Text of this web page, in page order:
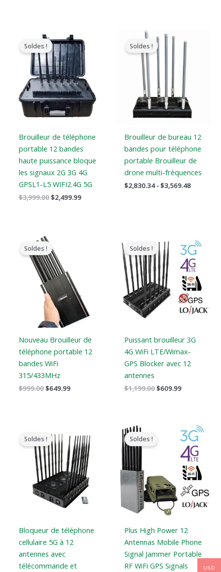
Soldes !
Brouilleur de téléphone
portable 12 bandes
haute puissance bloque
les signaux 2G 3G 4G
GPSL1-L5 WIFI2.4G 5G
$3,999.00
prix
original
était
:
$3,999.00.
$2,499.99
prix
actuel
est
:
$2,499.99.
Soldes !
Brouilleur de bureau 12
bandes pour téléphone
portable Brouilleur de
drone multi-fréquences
$2,830.34 -$3,569.48
Soldes !
Nouveau Brouilleur de
téléphone portable 12
bandes WiFi
315/433MHz
$999.00
Le
prix
original
était
:
$999.00.
$649.99
$649.99.
Soldes !
Puissant brouilleur 3G
4G WiFi LTE/Wimax-
GPS Blocker avec 12
antennes
$1,199.00
prix
original
était
:
$1,199.00.
$609.99
prix
actuel
est
:
$609.99.
Soldes !
Bloqueur de téléphone
cellulaire 5G à 12
antennes avec
télécommande et
prix
original
était
$1,799.00.
prix
actuel
est
:
$1,219.99.
Soldes !
Plus High Power 12
Antennas Mobile Phone
Signal Jammer Portable
RF WiFi GPS Signals
Gamme
de
prix
$569.99
à
$699.88
USD